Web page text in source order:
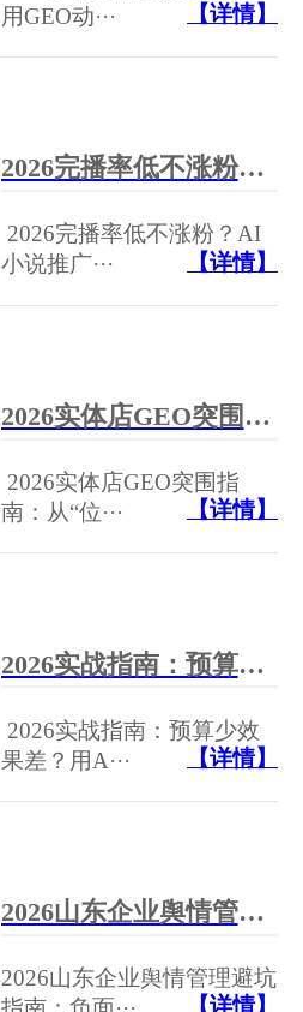
用GEO动···
【详情】
2026完播率低不涨粉？AI小说推广软件自带爆款模板，三秒钩子留住用户
2026完播率低不涨粉？AI
小说推广···
【详情】
2026实体店GEO突围指南：从“位置可见”到“AI心智首选”，这六家服务商如何重构线上到店率？
2026实体店GEO突围指
南：从“位···
【详情】
2026实战指南：预算少效果差？用AI智能推广产品的高效指南
2026实战指南：预算少效
果差？用A···
【详情】
2026山东企业舆情管理避坑指南：负面信息无处遁形，一招解决多平台舆情分散与响应滞后难题
2026山东企业舆情管理避坑
【详情】